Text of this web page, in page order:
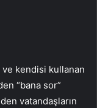
ve kendisi kullanan
“bana sor”
vatandaşların